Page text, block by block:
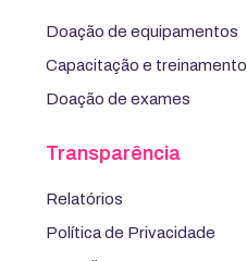
Doação de equipamentos
Capacitação e treinamento
Doação de exames
Transparência
Relatórios
Política de Privacidade